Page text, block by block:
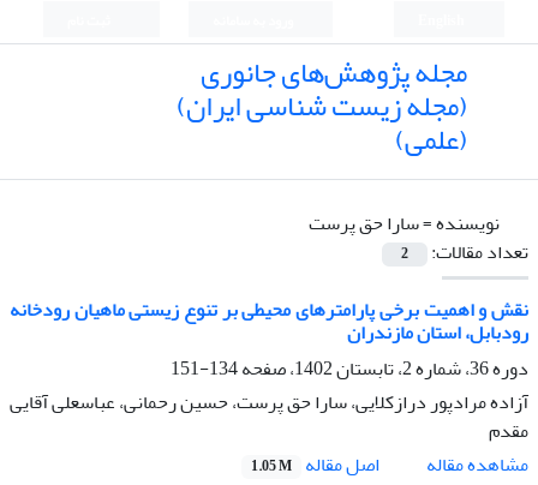
مجله پژوهش‌های جانوری
(مجله زیست شناسی ایران)
(علمی)
نویسنده =سارا حق پرست
تعداد مقالات:
2
نقش و اهمیت برخی پارامترهای محیطی بر تنوع زیستی ماهیان رودخانه
رودبابل، استان مازندران
دوره 36، شماره 2، تابستان 1402، صفحه
134-151
آزاده مرادپور درازکلایی، سارا حق پرست، حسین رحمانی، عباسعلی آقایی
مقدم
مشاهده مقاله
اصل مقاله 1.05 M